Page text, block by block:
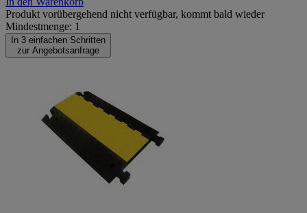
Produkt vorübergehend nicht verfügbar, kommt bald wieder
Mindestmenge: 1
In 3 einfachen Schritten
zur Angebotsanfrage